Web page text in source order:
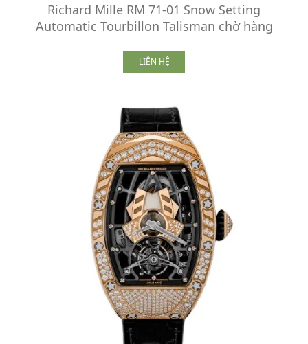
Richard Mille RM 71-01 Snow Setting
Automatic Tourbillon Talisman chờ hàng
LIÊN HỆ